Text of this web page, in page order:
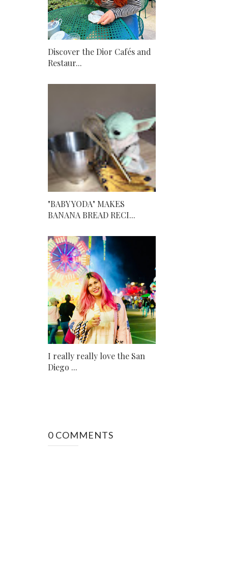
Discover the Dior Cafés and
Restaur...
"BABY YODA" MAKES
BANANA BREAD RECI...
I really really love the San
Diego ...
0 COMMENTS